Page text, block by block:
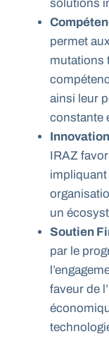
solutions
permet
mutations
ainsi leur
constante
IRAZ
impliquant
un
Soutien
par le
faveur de